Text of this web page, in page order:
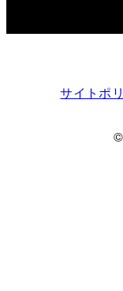
サイトポ